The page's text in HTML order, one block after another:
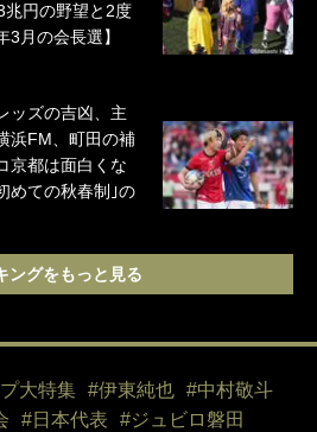
兆円の野望と2度
月の会長選】
ッズの吉凶、主
浜FM、町田の補
京都は面白くな
めての秋春制｣の
ングをもっと見る
大特集 #伊東純也
#中村敬斗
#日本代表
#ジュビロ磐田